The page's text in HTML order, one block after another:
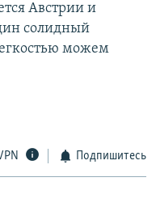
Австрии и
солидный
можем
Подпишитесь